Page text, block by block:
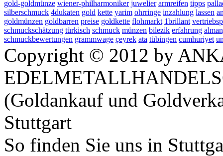
gold-goldmünze wiener-philharmoniker juwelier armreifen tipps
silberschmuck 4dukaten gold kette yarim ohrringe inzahlung lassen
goldmünzen goldbarren preise goldkette flohmarkt 1brillant
schmuckschätzung türkisch schmuck münzen bilezik erfahrung
schmuckbewertungen grammwage çeyrek ata tübingen cumhuriyet
Copyright © 2012 by
(Goldankauf und
Stuttgart
So finden Sie uns in